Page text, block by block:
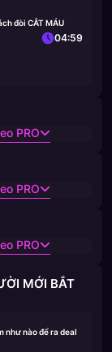
đòi CẮT MÁU
04:59
PRO
PRO
PRO
MỚI BẮT
như nào để ra deal